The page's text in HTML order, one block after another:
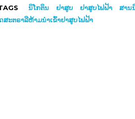
ນິໂກຕິນ ຢາສູບ ຢາສູບໄຟຟ້າ ສານ
ສະຕຣາລີຫ້າມນຳເຂົ້າຢາສູບໄຟຟ້າ